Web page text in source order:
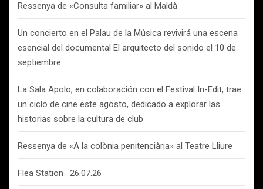
Ressenya de «Consulta familiar» al Maldà
Un concierto en el Palau de la Música revivirá una escena
esencial del documental El arquitecto del sonido el 10 de
septiembre
La Sala Apolo, en colaboración con el Festival In-Edit, trae
un ciclo de cine este agosto, dedicado a explorar las
historias sobre la cultura de club
Ressenya de «A la colònia penitenciària» al Teatre Lliure
Flea Station · 26.07.26